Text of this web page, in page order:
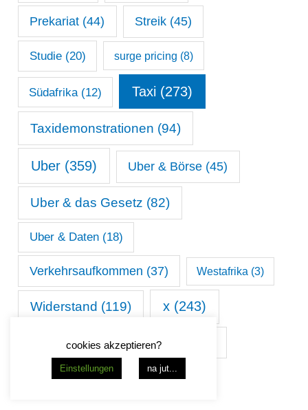
Prekariat (44) Streik(45)
Studie(20) surge pricing (8)
Südafrika (12) Taxi (273)
Taxidemonstrationen (94)
Uber (359) Uber & Börse (45)
Uber & das Gesetz (82)
Uber & Daten(18)
Verkehrsaufkommen (37) Westafrika (3)
Widerstand (119) x(243)
(27) Übersetzung
Überwachung(17)
cookies akzeptieren?
Einstellungen na jut...